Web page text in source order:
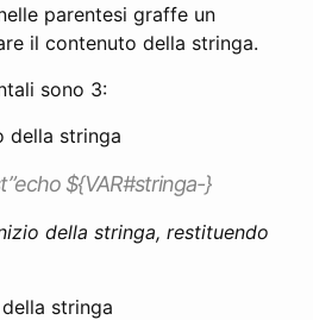
parentesi graffe un
il contenuto della stringa.
sono 3:
della stringa
${VAR#stringa-}
della stringa, restituendo
stringa